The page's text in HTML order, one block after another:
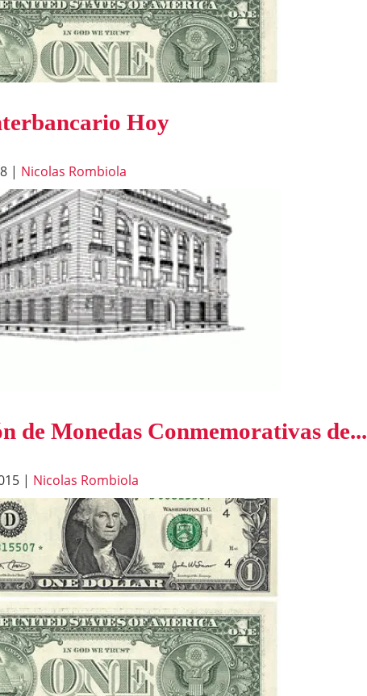
Hoy
| Nicolas Rombiola
de Monedas Conmemorativas de...
| Nicolas Rombiola